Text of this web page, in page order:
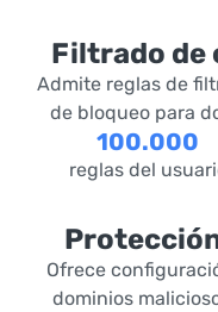
Filtrado de
Admite reglas de
de bloqueo para
100.000
reglas del
Ofrece
dominios